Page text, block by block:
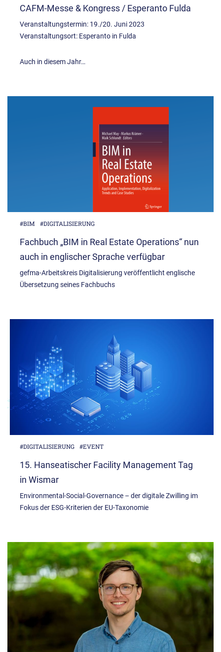
CAFM-Messe & Kongress / Esperanto Fulda
Veranstaltungstermin: 19./20. Juni 2023
Veranstaltungsort: Esperanto in Fulda
Auch in diesem Jahr…
#BIM #DIGITALISIERUNG
Fachbuch „BIM in Real Estate Operations“ nun
auch in englischer Sprache verfügbar
gefma-Arbeitskreis Digitalisierung veröffentlicht englische
Übersetzung seines Fachbuchs
#DIGITALISIERUNG #EVENT
15. Hanseatischer Facility Management Tag
in Wismar
Environmental-Social-Governance – der digitale Zwilling im
Fokus der ESG-Kriterien der EU-Taxonomie